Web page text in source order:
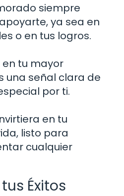
siempre
ya sea en
o en tus logros.
en tu mayor
una señal clara de
por ti.
en tu
listo para
cualquier
Éxitos